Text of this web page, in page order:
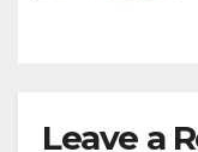
Leave a